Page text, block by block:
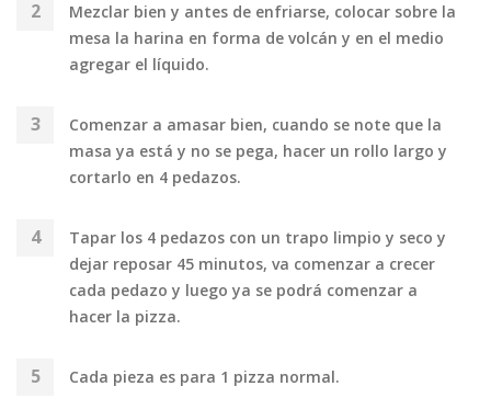
Mezclar bien y antes de enfriarse, colocar sobre la
mesa la harina en forma de volcán y en el medio
agregar el líquido.
Comenzar a amasar bien, cuando se note que la
masa ya está y no se pega, hacer un rollo largo y
cortarlo en 4 pedazos.
Tapar los 4 pedazos con un trapo limpio y seco y
dejar reposar 45 minutos, va comenzar a crecer
cada pedazo y luego ya se podrá comenzar a
hacer la pizza.
Cada pieza es para 1 pizza normal.